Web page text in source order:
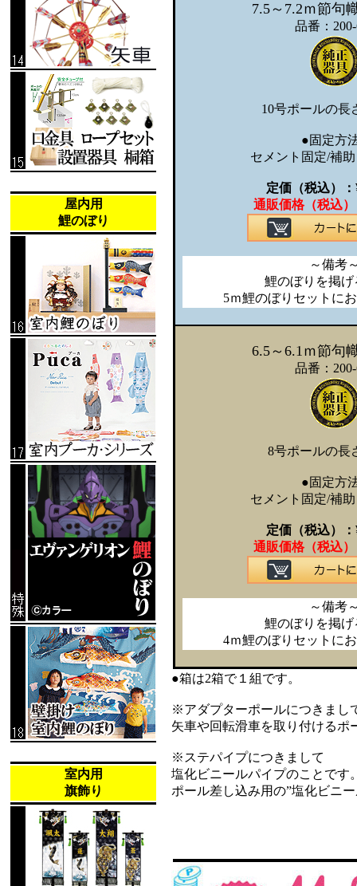
屋内用
鯉のぼり
室内用
旗飾り
7.5～7.2ｍ節句
品番：
10号ポールの長
●固定方
セメント固定/補
定価（税込）：
通販価格（税込
～備考
鯉のぼりを掲げ
5ｍ鯉のぼりセットに
6.5～6.1ｍ節句
品番：
8号ポールの長
●固定方
セメント固定/補
定価（税込）：
通販価格（税込
～備考
鯉のぼりを掲げ
4ｍ鯉のぼりセットに
●箱は2箱で１組です。
※アダプターポールにつきまし
矢車や回転滑車を取り付けるポ
※ステパイプにつきまして
塩化ビニールパイプのことです
ポール差し込み用の”塩化ビニ